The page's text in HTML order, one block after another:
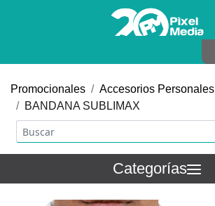
Promocionales
Accesorios Personales
BANDANA SUBLIMAX
Categorías